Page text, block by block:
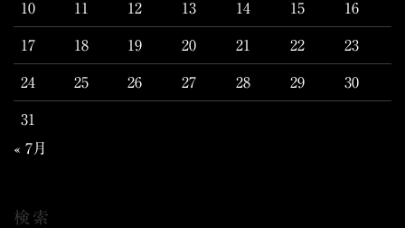
10 11 12 13 14 15 16
17 18 19 20 21 22 23
24 25 26 27 28 29 30
31
« 7月
検索